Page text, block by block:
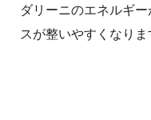
ダリーニのエネルギ
スが整いやすくなりま